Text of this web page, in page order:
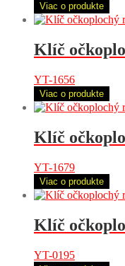
Viac o produkte
Klíč
YT-1656
Viac o produkte
Klíč
YT-1679
Viac o produkte
Klíč
YT-0195